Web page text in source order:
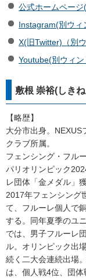
公式ホームペー
Instagram(別ウィ
X(旧Twitter)（別
Youtube(別ウィ
敷根 崇裕(しき
【略歴】
大分市出身。NEXUS
クラブ所属。
フェンシング・フル
パリオリンピック
レ団体「金メダル」獲
2017年フェンシング
て、フルーレ個人で
する。同年夏季のユ
では、男子フルーレ
ル。オリンピック出
続く二大会連続出場
は、個人戦4位、団